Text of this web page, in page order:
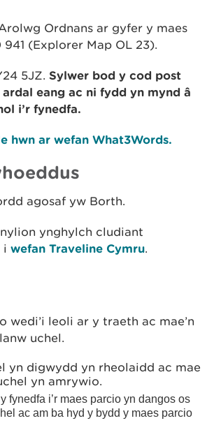
Ordnans ar gyfer y maes
(Explorer Map OL 23).
5JZ. Sylwer bod y cod post
eang ac ni fydd yn mynd â
i’r fynedfa.
hwn ar wefan What3Words.
agosaf yw Borth.
ynghylch cludiant
i wefan Traveline Cymru.
wedi’i leoli ar y traeth ac mae’n
uchel.
yn digwydd yn rheolaidd ac mae
yn amrywio.
fynedfa i’r maes parcio yn dangos os
ac am ba hyd y bydd y maes parcio